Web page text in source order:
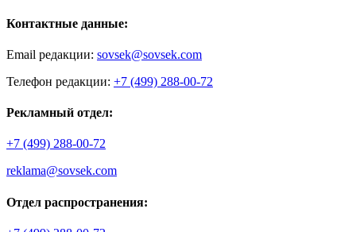
Контактные данные:
Email редакции: sovsek@sovsek.com
Телефон редакции: +7 (499) 288-00-72
Рекламный отдел:
+7 (499) 288-00-72
reklama@sovsek.com
Отдел распространения: